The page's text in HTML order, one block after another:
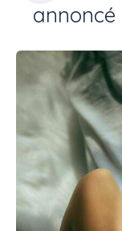
annoncé